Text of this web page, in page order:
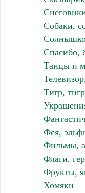
Собаки,
Спасибо,
Танцы и
Тигр,
Фея,
Фильмы,
Флаги,
Фрукты,
Хомяки